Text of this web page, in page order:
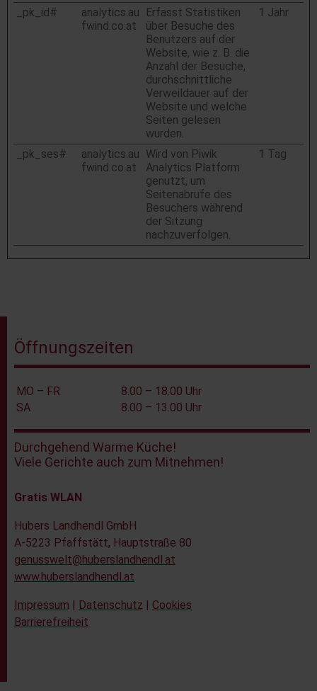
_pk_id#
analytics.au
fwind.co.at
Erfasst Statistiken
über Besuche des
Benutzers auf der
Website, wie z. B. die
Anzahl der Besuche,
durchschnittliche
Verweildauer auf der
Website und welche
Seiten gelesen
wurden.
1 Jahr
_pk_ses#
analytics.au
fwind.co.at
Wird von Piwik
Analytics Platform
genutzt, um
Seitenabrufe des
Besuchers während
der Sitzung
nachzuverfolgen.
1 Tag
Öffnungszeiten
MO – FR
8.00 – 18.00 Uhr
SA
8.00 – 13.00 Uhr
Durchgehend Warme Küche!
Viele Gerichte auch zum Mitnehmen!
Gratis WLAN
Hubers Landhendl GmbH
A-5223 Pfaffstätt, Hauptstraße 80
genusswelt@huberslandhendl.at
www.huberslandhendl.at
Impressum | Datenschutz | Cookies
Barrierefreiheit